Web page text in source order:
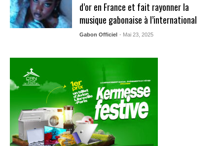
d’or en France et fait rayonner la
musique gabonaise à l’international
Gabon Officiel - Mai 23, 2025